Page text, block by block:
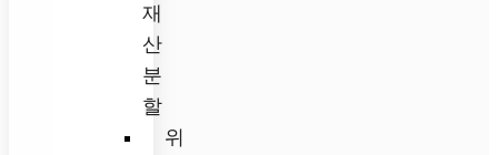
재
산
분
할
위